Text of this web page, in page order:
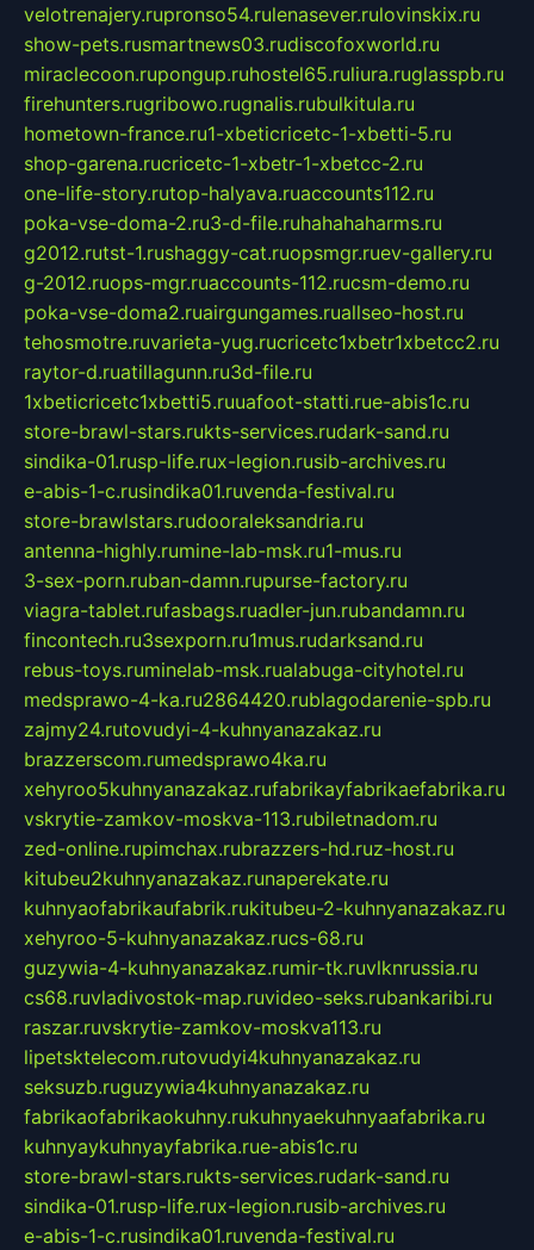
velotrenajery.rupronso54.rulenasever.rulovinskix.ru
show-pets.rusmartnews03.rudiscofoxworld.ru
miraclecoon.rupongup.ruhostel65.ruliura.ruglasspb.ru
firehunters.rugribowo.rugnalis.rubulkitula.ru
hometown-france.ru1-xbeticricetc-1-xbetti-5.ru
shop-garena.rucricetc-1-xbetr-1-xbetcc-2.ru
one-life-story.rutop-halyava.ruaccounts112.ru
poka-vse-doma-2.ru3-d-file.ruhahahaharms.ru
g2012.rutst-1.rushaggy-cat.ruopsmgr.ruev-gallery.ru
g-2012.ruops-mgr.ruaccounts-112.rucsm-demo.ru
poka-vse-doma2.ruairgungames.ruallseo-host.ru
tehosmotre.ruvarieta-yug.rucricetc1xbetr1xbetcc2.ru
raytor-d.ruatillagunn.ru3d-file.ru
1xbeticricetc1xbetti5.ruuafoot-statti.rue-abis1c.ru
store-brawl-stars.rukts-services.rudark-sand.ru
sindika-01.rusp-life.rux-legion.rusib-archives.ru
e-abis-1-c.rusindika01.ruvenda-festival.ru
store-brawlstars.rudooraleksandria.ru
antenna-highly.rumine-lab-msk.ru1-mus.ru
3-sex-porn.ruban-damn.rupurse-factory.ru
viagra-tablet.rufasbags.ruadler-jun.rubandamn.ru
fincontech.ru3sexporn.ru1mus.rudarksand.ru
rebus-toys.ruminelab-msk.rualabuga-cityhotel.ru
medsprawo-4-ka.ru2864420.rublagodarenie-spb.ru
zajmy24.rutovudyi-4-kuhnyanazakaz.ru
brazzerscom.rumedsprawo4ka.ru
xehyroo5kuhnyanazakaz.rufabrikayfabrikaefabrika.ru
vskrytie-zamkov-moskva-113.rubiletnadom.ru
zed-online.rupimchax.rubrazzers-hd.ruz-host.ru
kitubeu2kuhnyanazakaz.runaperekate.ru
kuhnyaofabrikaufabrik.rukitubeu-2-kuhnyanazakaz.ru
xehyroo-5-kuhnyanazakaz.rucs-68.ru
guzywia-4-kuhnyanazakaz.rumir-tk.ruvlknrussia.ru
cs68.ruvladivostok-map.ruvideo-seks.rubankaribi.ru
raszar.ruvskrytie-zamkov-moskva113.ru
lipetsktelecom.rutovudyi4kuhnyanazakaz.ru
seksuzb.ruguzywia4kuhnyanazakaz.ru
fabrikaofabrikaokuhny.rukuhnyaekuhnyaafabrika.ru
kuhnyaykuhnyayfabrika.rue-abis1c.ru
store-brawl-stars.rukts-services.rudark-sand.ru
sindika-01.rusp-life.rux-legion.rusib-archives.ru
e-abis-1-c.rusindika01.ruvenda-festival.ru